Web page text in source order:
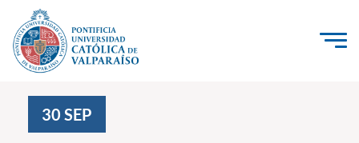
Click acá para ir directamente al contenido
Investigación, Creación e Innovación
30 SEP